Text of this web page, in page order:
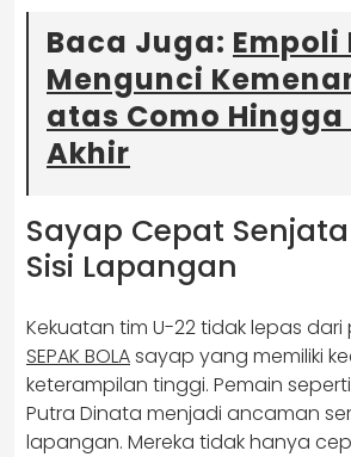
Baca Juga: Empoli
Mengunci
atas Como Hingga
Akhir
Sayap Cepat
Sisi Lapangan
Kekuatan tim U-22 tidak lepas
SEPAK BOLAsayap yang memiliki
keterampilan tinggi. Pemain
Putra Dinata menjadi ancaman
lapangan. Mereka tidak hanya